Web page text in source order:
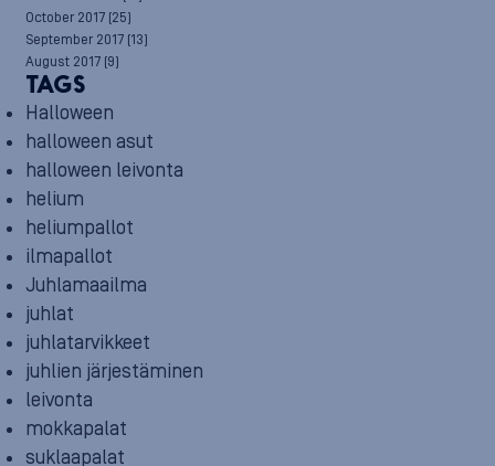
October 2017 (25)
September 2017 (13)
August 2017 (9)
TAGS
Halloween
halloween asut
halloween leivonta
helium
heliumpallot
ilmapallot
Juhlamaailma
juhlat
juhlatarvikkeet
juhlien järjestäminen
leivonta
mokkapalat
suklaapalat